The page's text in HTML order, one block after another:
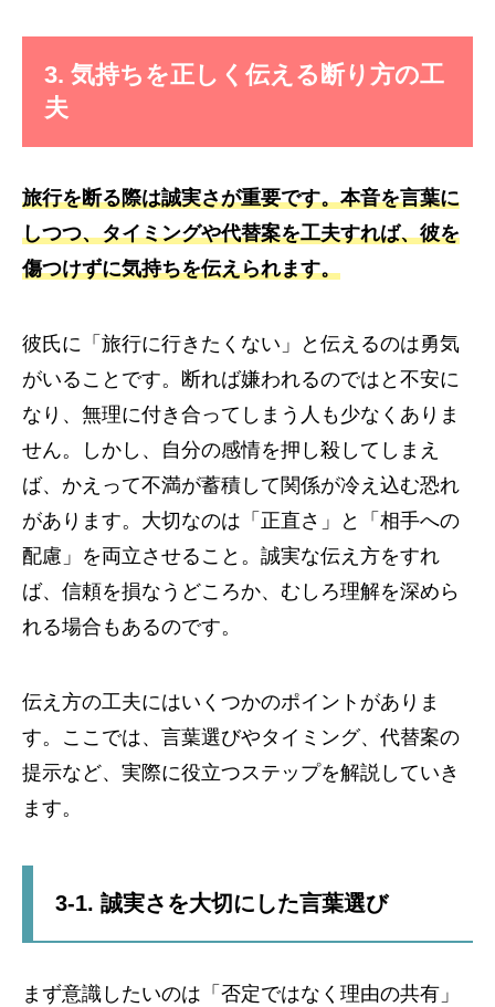
3. 気持ちを正しく伝える断り方の工
夫
旅行を断る際は誠実さが重要です。本音を言葉に
しつつ、タイミングや代替案を工夫すれば、彼を
傷つけずに気持ちを伝えられます。
彼氏に「旅行に行きたくない」と伝えるのは勇気
がいることです。断れば嫌われるのではと不安に
なり、無理に付き合ってしまう人も少なくありま
せん。しかし、自分の感情を押し殺してしまえ
ば、かえって不満が蓄積して関係が冷え込む恐れ
があります。大切なのは「正直さ」と「相手への
配慮」を両立させること。誠実な伝え方をすれ
ば、信頼を損なうどころか、むしろ理解を深めら
れる場合もあるのです。
伝え方の工夫にはいくつかのポイントがありま
す。ここでは、言葉選びやタイミング、代替案の
提示など、実際に役立つステップを解説していき
ます。
3-1. 誠実さを大切にした言葉選び
まず意識したいのは「否定ではなく理由の共有」